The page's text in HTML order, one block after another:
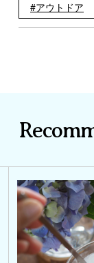
アウトドア